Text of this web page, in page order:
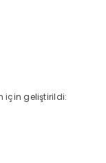
için geliştirildi: